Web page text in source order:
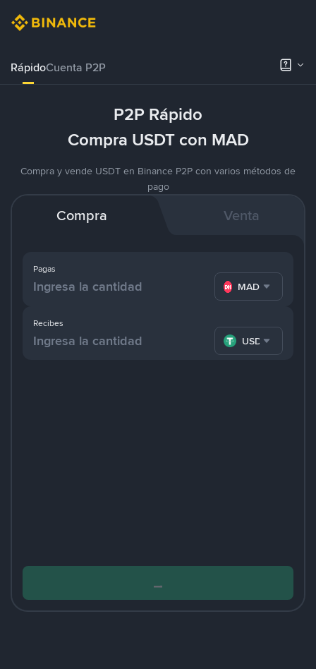
RápidoCuenta P2P
P2P Rápido
Compra USDT con MAD
Compra y vende USDT en Binance P2P con varios métodos de
pago
Compra Venta
Pagas
MAD
Recibes
USDT